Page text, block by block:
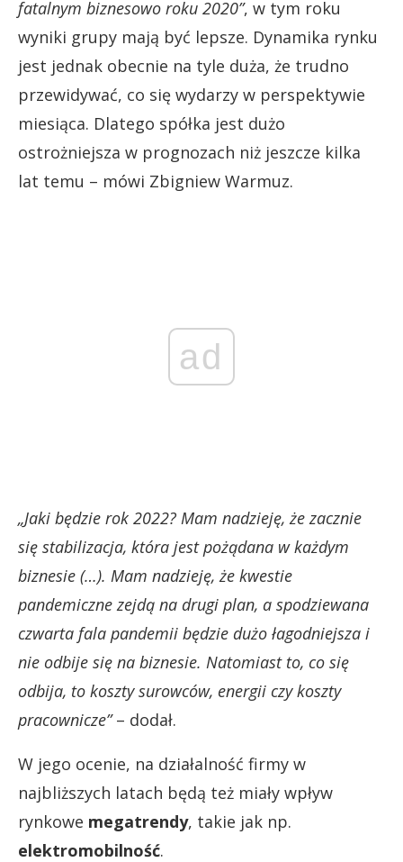
fatalnym biznesowo roku 2020”, w tym roku
wyniki grupy mają być lepsze. Dynamika rynku
jest jednak obecnie na tyle duża, że trudno
przewidywać, co się wydarzy w perspektywie
miesiąca. Dlatego spółka jest dużo
ostrożniejsza w prognozach niż jeszcze kilka
lat temu – mówi Zbigniew Warmuz.
ad
„Jaki będzie rok 2022? Mam nadzieję, że zacznie
się stabilizacja, która jest pożądana w każdym
biznesie (…). Mam nadzieję, że kwestie
pandemiczne zejdą na drugi plan, a spodziewana
czwarta fala pandemii będzie dużo łagodniejsza i
nie odbije się na biznesie. Natomiast to, co się
odbija, to koszty surowców, energii czy koszty
pracownicze”– dodał.
W jego ocenie, na działalność firmy w
najbliższych latach będą też miały wpływ
rynkowe megatrendy, takie jak np.
elektromobilność.